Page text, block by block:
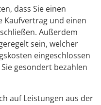
dass Sie einen
Kaufvertrag und einen
Außerdem
sein, welcher
eingeschlossen
gesondert bezahlen
auf Leistungen aus der